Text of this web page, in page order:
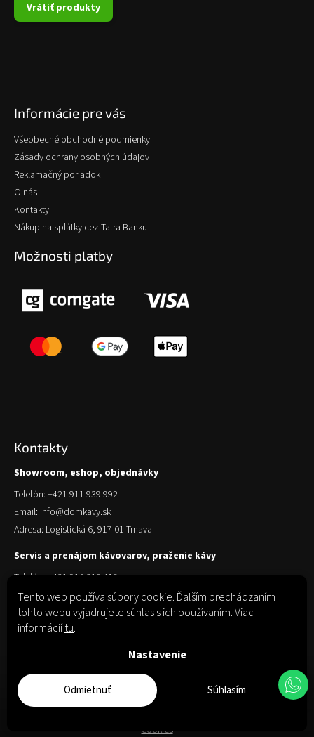
Tento web používa súbory cookie. Ďalším prechádzaním
tohto webu vyjadrujete súhlas s ich používaním. Viac
informáciítu.
Nastavenie
Odmietnuť Súhlasím
Vrátiť produkty
Informácie pre vás
Všeobecné obchodné podmienky
Zásady ochrany osobných údajov
Reklamačný poriadok
O nás
Kontakty
Nákup na splátky cez Tatra Banku
Možnosti platby
Kontakty
Showroom, eshop, objednávky
Telefón: +421 911 939 992
Email: info@domkavy.sk
Adresa: Logistická 6, 917 01 Trnava
Servis a prenájom kávovarov, praženie kávy
Telefón: +421 910 315 415
Email: obchod@domkavy.sk
Adresa: Logistická 6, 917 01 Trnava
cookies